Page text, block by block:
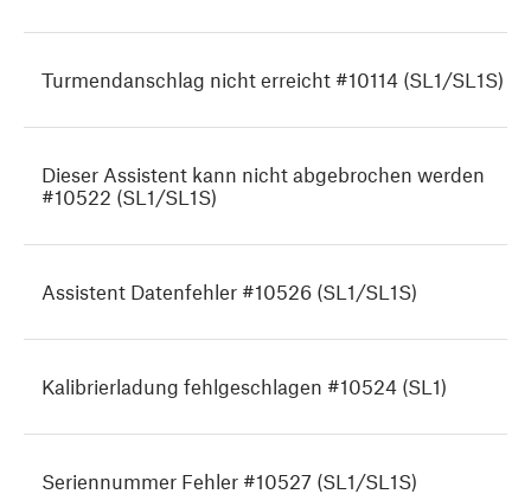
Turmendanschlag nicht erreicht #10114 (SL1/SL1S)
Dieser Assistent kann nicht abgebrochen werden
#10522 (SL1/SL1S)
Assistent Datenfehler #10526 (SL1/SL1S)
Kalibrierladung fehlgeschlagen #10524 (SL1)
Seriennummer Fehler #10527 (SL1/SL1S)